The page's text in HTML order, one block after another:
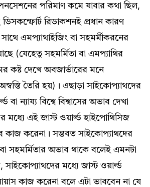
পরিমাণ কমে যাবার কথা ছিল,
ডিসকম্ফোর্ট রিডাকশনই প্রধান কারণ
এমপ্যাথাইজিং বা সহমর্মীকরনের
(যেহেতু সহমর্মিতা বা এমপ্যাথির
কষ্ট দেখে অবজার্ভারের মনে
তৈরি হয়)। এছাড়া সাইকোপ্যাথদের
বা ন্যায্য বিশ্বে বিশ্বাসের অভাব দেখা
মধ্যে এই জাস্ট ওয়ার্ল্ড হাইপোথিসিজ
কাজ করেনা। সম্ভবত সাইকোপ্যাথদের
সহমর্মিতার অভাব থাকে বলেই এমনটা
মধ্যে জাস্ট ওয়ার্ল্ড
কাজ করেনা বলে এটা ভাববেন না যে